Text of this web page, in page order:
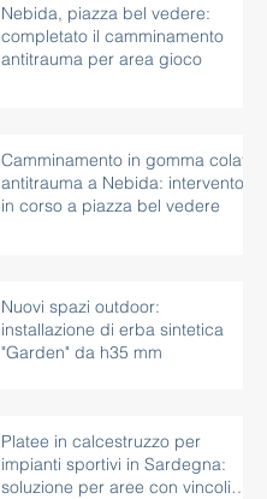
Nebida, piazza bel vedere:
completato il camminamento
antitrauma per area gioco
Camminamento in gomma colata
antitrauma a Nebida: intervento
in corso a piazza bel vedere
Nuovi spazi outdoor:
installazione di erba sintetica
"Garden" da h35 mm
Platee in calcestruzzo per
impianti sportivi in Sardegna:
soluzione per aree con vincoli